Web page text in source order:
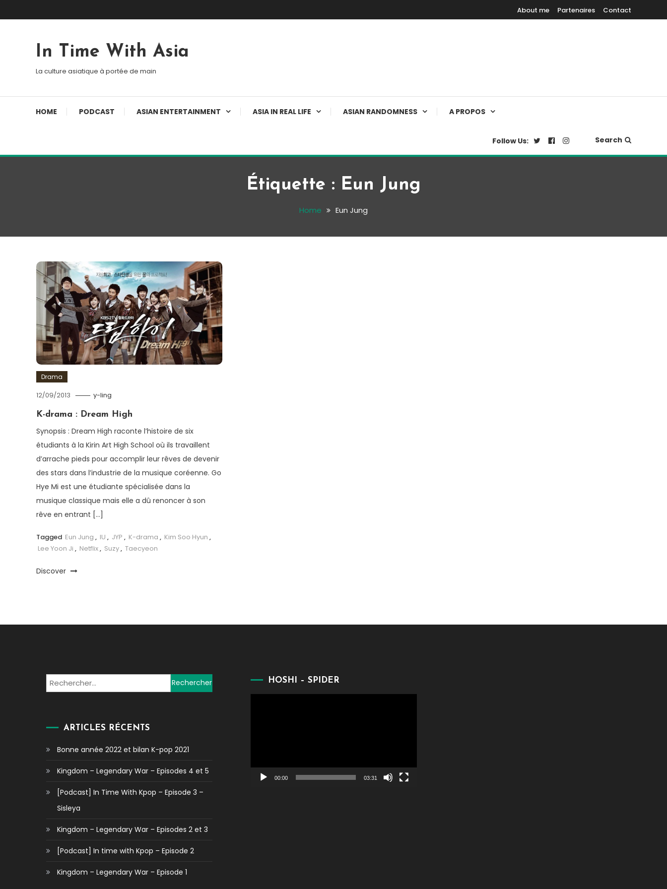
About me Partenaires Contact
In Time With Asia
La culture asiatique à portée de main
HOME PODCAST ASIAN ENTERTAINMENT ASIA IN REAL LIFE ASIAN RANDOMNESS A PROPOS
Follow Us: Search
Étiquette : Eun Jung
Home Eun Jung
Drama
12/09/2013 y-ling
K-drama : Dream High
Synopsis : Dream High raconte l’histoire de six
étudiants à la Kirin Art High School où ils travaillent
d’arrache pieds pour accomplir leur rêves de devenir
des stars dans l’industrie de la musique coréenne. Go
Hye Mi est une étudiante spécialisée dans la
musique classique mais elle a dû renoncer à son
rêve en entrant […]
Tagged Eun Jung , IU , JYP , K-drama , Kim Soo Hyun ,
Lee Yoon Ji , Netflix, Suzy, Taecyeon
Discover
Rechercher :
ARTICLES RÉCENTS
Bonne année 2022 et bilan K-pop 2021
Kingdom – Legendary War – Episodes 4 et 5
[Podcast] In Time With Kpop – Episode 3 –
Sisleya
Kingdom – Legendary War – Episodes 2 et 3
[Podcast] In time with Kpop – Episode 2
Kingdom – Legendary War – Episode 1
HOSHI – SPIDER
00:00 03:31